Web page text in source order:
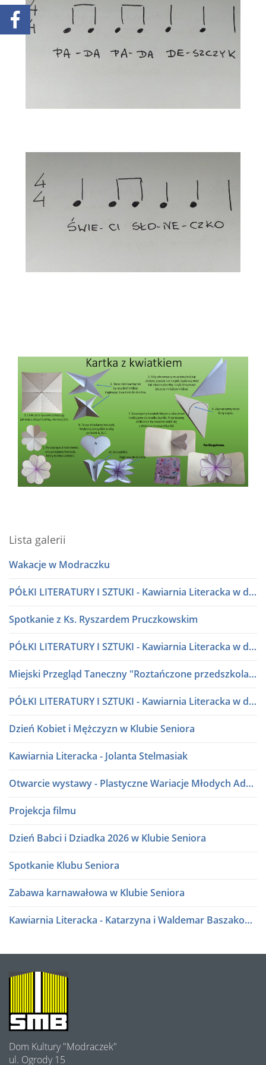
Lista galerii
Wakacje w Modraczku
PÓŁKI LITERATURY I SZTUKI - Kawiarnia Literacka w dialogu
Spotkanie z Ks. Ryszardem Pruczkowskim
PÓŁKI LITERATURY I SZTUKI - Kawiarnia Literacka w dialogu
Miejski Przegląd Taneczny "Roztańczone przedszkolaki" lata 80 i 90
PÓŁKI LITERATURY I SZTUKI - Kawiarnia Literacka w dialogu
Dzień Kobiet i Mężczyzn w Klubie Seniora
Kawiarnia Literacka - Jolanta Stelmasiak
Otwarcie wystawy - Plastyczne Wariacje Młodych Adeptów Sztuki
Projekcja filmu
Dzień Babci i Dziadka 2026 w Klubie Seniora
Spotkanie Klubu Seniora
Zabawa karnawałowa w Klubie Seniora
Kawiarnia Literacka - Katarzyna i Waldemar Baszakowie
Kawiarnia Literacka - Roman Sidorkiewicz
Półki literatury - Kawiarnia Literacka
Program Edukacji Spółdzielczej 2025
O
Dom Kultury "Modraczek"
ul. Ogrody 15